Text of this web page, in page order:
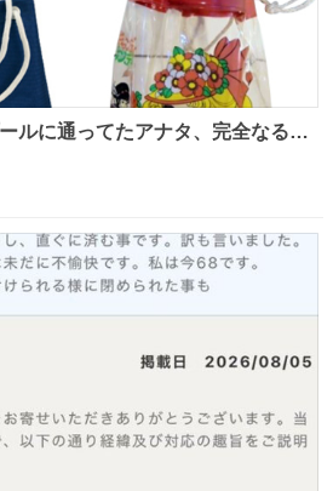
ルに通ってたアナタ、完全なる同
年代 #昭和レトロ